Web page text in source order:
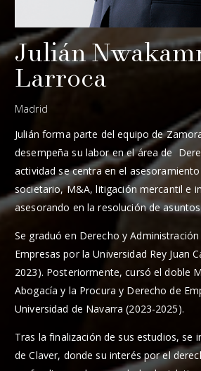
Julián
Larroca
Madrid
Julián forma parte del equipo de
desempeña su labor en el área de
actividad se centra en el
societario, M&A, litigación mercantil e
asesorando en la resolución de
Se graduó en Derecho y
Empresas por la Universidad Rey Juan
2023). Posteriormente, cursó el doble
Abogacía y la Procura y Derecho de
Universidad de Navarra (2023-2025).
Tras la finalización de sus estudios, se
de Claver, donde su interés por el